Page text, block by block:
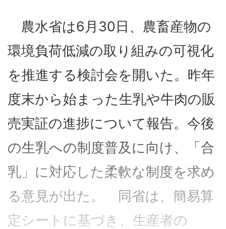
農水省は6月30日、農畜産物の
環境負荷低減の取り組みの可視化
を推進する検討会を開いた。昨年
度末から始まった生乳や牛肉の販
売実証の進捗について報告。今後
の生乳への制度普及に向け、「合
乳」に対応した柔軟な制度を求め
る意見が出た。 同省は、簡易算
定シートに基づき、生産者の